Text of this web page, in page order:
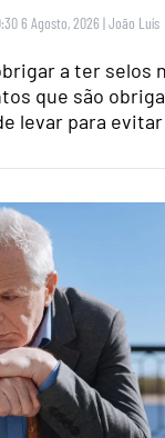
6 Agosto, 2026 |João Luís
a ter selos
que são
levar para